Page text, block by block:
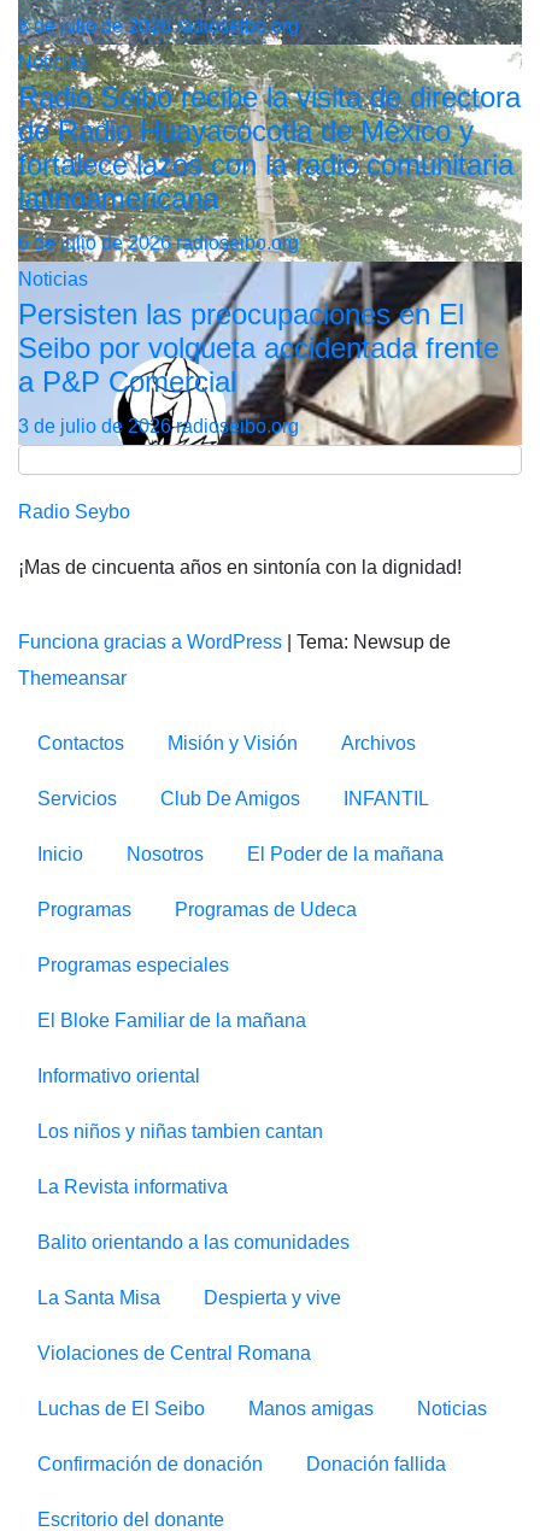
8 de julio de 2026radioseibo.org
Noticias
Radio Seibo recibe la visita de directora
de Radio Huayacocotla de México y
fortalece lazos con la radio comunitaria
latinoamericana
6 de julio de 2026radioseibo.org
Noticias
Persisten las preocupaciones en El
Seibo por volqueta accidentada frente
a P&P Comercial
3 de julio de 2026radioseibo.org
Radio Seybo
¡Mas de cincuenta años en sintonía con la dignidad!
Funciona gracias a WordPress
Tema: Newsup de
Themeansar
Contactos Misión y Visión Archivos
Servicios Club De Amigos INFANTIL
Inicio Nosotros El Poder de la mañana
Programas Programas de Udeca
Programas especiales
El Bloke Familiar de la mañana
Informativo oriental
Los niños y niñas tambien cantan
La Revista informativa
Balito orientando a las comunidades
La Santa Misa Despierta y vive
Violaciones de Central Romana
Luchas de El Seibo Manos amigas Noticias
Confirmación de donación Donación fallida
Escritorio del donante